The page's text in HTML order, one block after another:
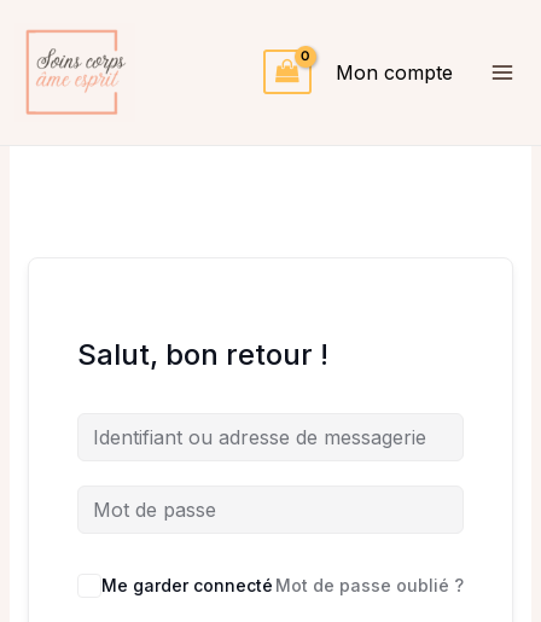
contenu
Mon compte
Salut, bon retour !
Me garder connecté Mot de passe oublié ?